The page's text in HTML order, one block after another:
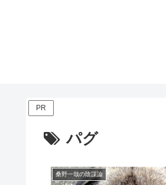
PR
パグ
桑野一哉の陰謀論